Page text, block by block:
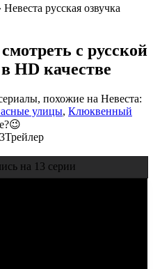
Невеста русская озвучка
с русской
HD качестве
похожие на Невеста:
улицы, Клюквенный
Трейлер
на 13 серии